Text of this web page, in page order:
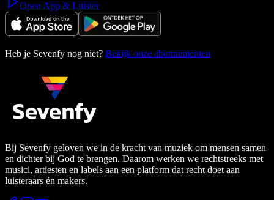
Open App & Luister
Heb je Sevenfy nog niet? Bekijk onze abonnementen
Bij Sevenfy geloven we in de kracht van muziek om mensen samen
en dichter bij God te brengen. Daarom werken we rechtstreeks met
musici, artiesten en labels aan een platform dat recht doet aan
luisteraars én makers.